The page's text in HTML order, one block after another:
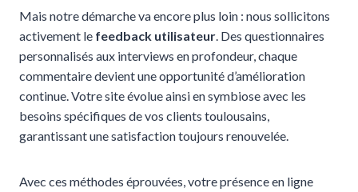
Mais notre démarche va encore plus loin : nous sollicitons
activement le feedback utilisateur . Des questionnaires
personnalisés aux interviews en profondeur, chaque
commentaire devient une opportunité d’amélioration
continue. Votre site évolue ainsi en symbiose avec les
besoins spécifiques de vos clients toulousains,
garantissant une satisfaction toujours renouvelée.
Avec ces méthodes éprouvées, votre présence en ligne